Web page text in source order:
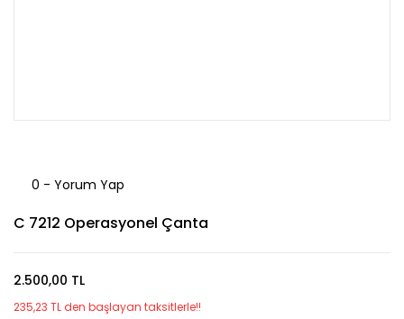
0 - Yorum Yap
C 7212 Operasyonel Çanta
2.500,00 TL
235,23 TL den başlayan taksitlerle!!